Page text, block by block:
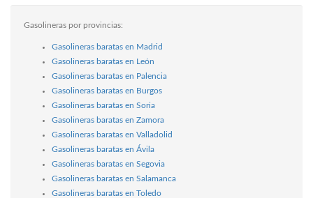
Gasolineras por provincias:
Gasolineras baratas en Madrid
Gasolineras baratas en León
Gasolineras baratas en Palencia
Gasolineras baratas en Burgos
Gasolineras baratas en Soria
Gasolineras baratas en Zamora
Gasolineras baratas en Valladolid
Gasolineras baratas en Ávila
Gasolineras baratas en Segovia
Gasolineras baratas en Salamanca
Gasolineras baratas en Toledo